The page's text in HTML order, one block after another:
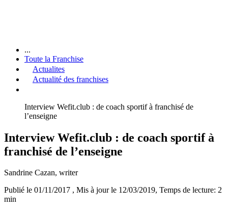
...
Toute la Franchise
Actualites
Actualité des franchises
Interview Wefit.club : de coach sportif à franchisé de
l’enseigne
Interview Wefit.club : de coach sportif à
franchisé de l’enseigne
Sandrine Cazan, writer
Publié le 01/11/2017 , Mis à jour le 12/03/2019, Temps de lecture: 2
min